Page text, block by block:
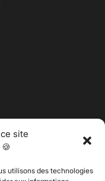
site
utilisons des technologies